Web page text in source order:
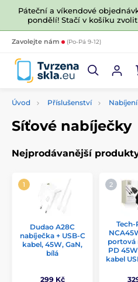
Páteční a víkendové
pondělí! Stačí v košíku
Zavolejte nám (Po-Pá 9-12)
Úvod Příslušenství Nabíjení
Síťové nabíječky
Nejprodávanější
Dudao A28C
nabíječka + USB-C
kabel, 45W, GaN,
bílá
299 Kč
portová
PD
kabel